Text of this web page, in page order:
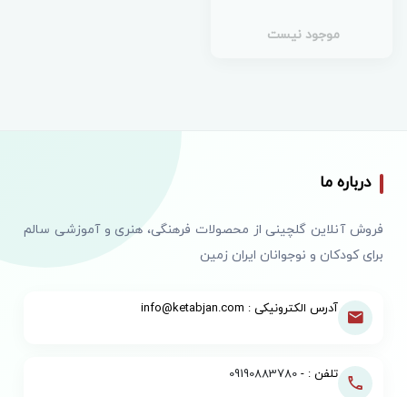
موجود نیست
درباره ما
فروش آنلاین گلچینی از محصولات فرهنگی، هنری و آموزشی سالم
برای کودکان و نوجوانان ایران زمین
آدرس الکترونیکی : info@ketabjan.com
تلفن : -09190883780